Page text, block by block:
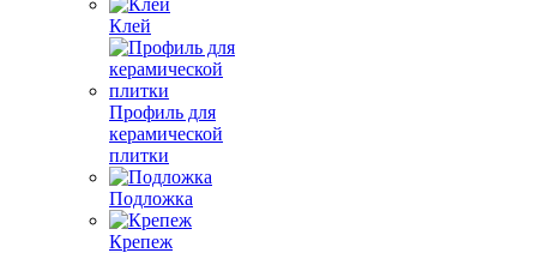
Клей
Профиль для
керамической
плитки
Подложка
Крепеж